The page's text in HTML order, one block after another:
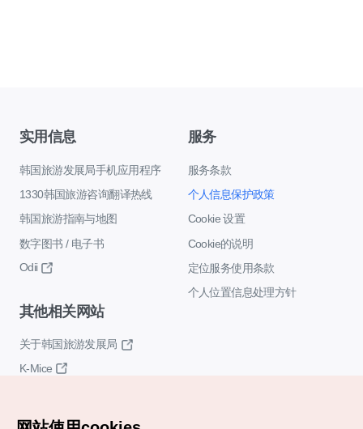
实用信息
韩国旅游发展局手机应用程序
1330韩国旅游咨询翻译热线
韩国旅游指南与地图
数字图书 / 电子书
Odii
服务
服务条款
个人信息保护政策
Cookie 设置
Cookie的说明
定位服务使用条款
个人位置信息处理方针
其他相关网站
关于韩国旅游发展局
K-Mice